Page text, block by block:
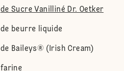
de Sucre Vanilliné Dr. Oetker
de beurre liquide
de Baileys® (Irish Cream)
farine